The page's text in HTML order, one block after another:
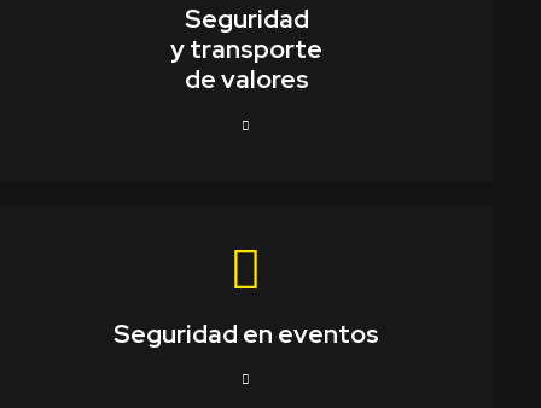
Seguridad
y transporte
de valores
Seguridad en eventos